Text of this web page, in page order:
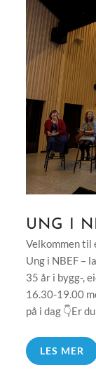
UNG I
Velkommen til
Ung i NBEF –
35 år i bygg-,
16.30-19.00
på i dag 👇Er
LES MER